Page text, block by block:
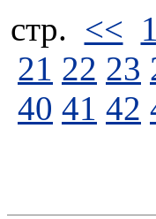
стp. << 1
21 22 23
40 41 42